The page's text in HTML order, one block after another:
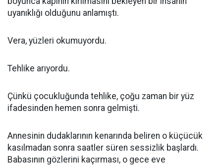
uyanıklığı olduğunu anlamıştı.
Vera, yüzleri okumuyordu.
Tehlike arıyordu.
Çünkü çocukluğunda tehlike, çoğu zaman bir yüz
ifadesinden hemen sonra gelmişti.
Annesinin dudaklarının kenarında beliren o küçücük
kasılmadan sonra saatler süren sessizlik başlardı.
Babasının gözlerini kaçırması, o gece eve